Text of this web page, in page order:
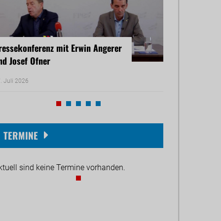
mit Erwin Angerer
Josef Ofner
Juli 2026
Michael Reiner
TERMINE
sind keine Termine vorhanden.